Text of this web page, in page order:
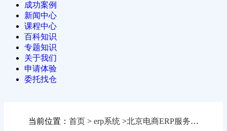
成功案例
新闻中心
课程中心
百科知识
专题知识
关于我们
申请体验
委托找仓
当前位置： 首页 > erp系统 >北京电商ERP服务商哪家好